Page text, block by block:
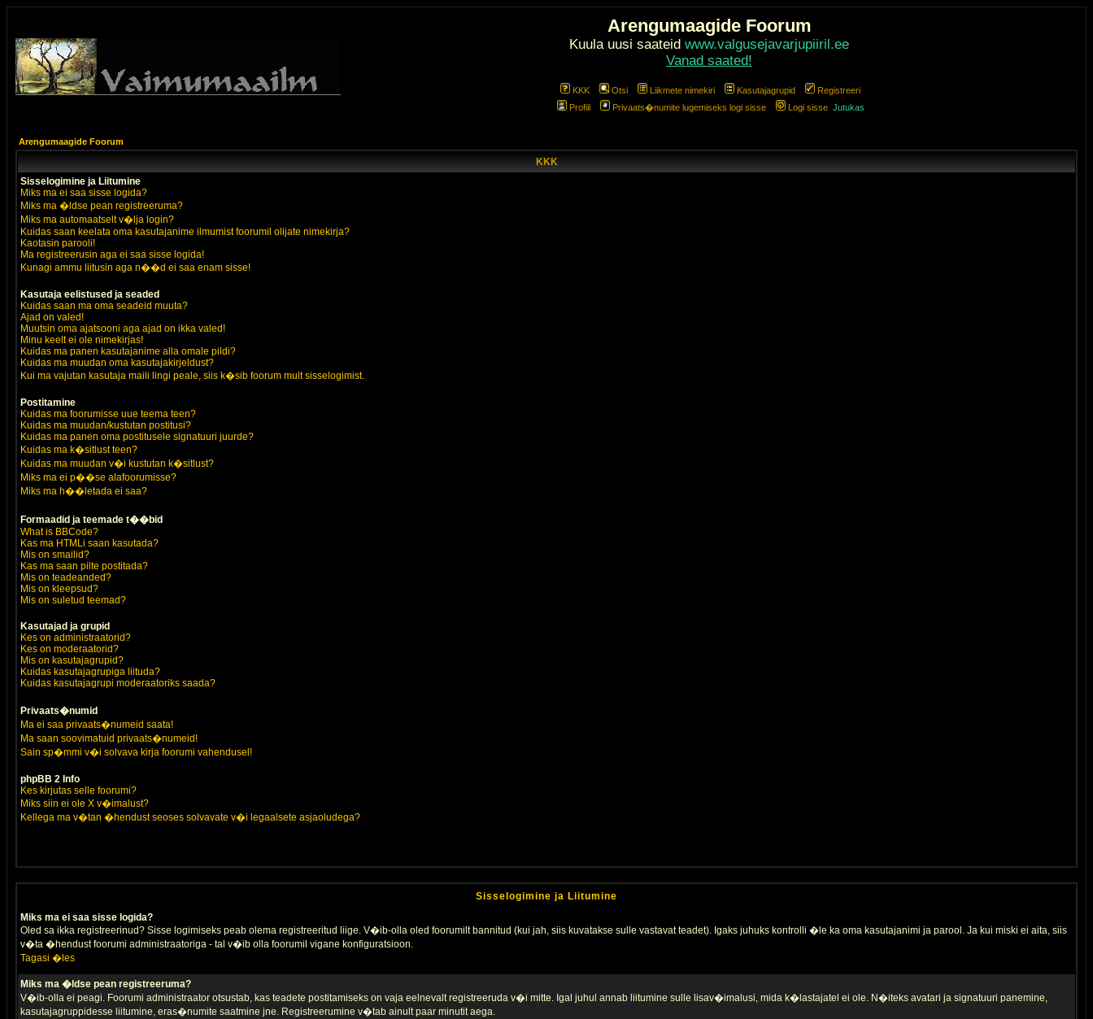
Arengumaagide Foorum
Kuula uusi saateid www.valgusejavarjupiiril.ee
Vanad saated!
KKK Otsi Liikmete nimekiri Kasutajagrupid
Registreeri
Profiil
Privaats�numite lugemiseks logi sisse Logi sisse Jutukas
Arengumaagide Foorum
KKK
Sisselogimine ja Liitumine
Miks ma ei saa sisse logida?
Miks ma �ldse pean registreeruma?
Miks ma automaatselt v�lja login?
Kuidas saan keelata oma kasutajanime ilmumist foorumil olijate nimekirja?
Kaotasin parooli!
Ma registreerusin aga ei saa sisse logida!
Kunagi ammu liitusin aga n��d ei saa enam sisse!
Kasutaja eelistused ja seaded
Kuidas saan ma oma seadeid muuta?
Ajad on valed!
Muutsin oma ajatsooni aga ajad on ikka valed!
Minu keelt ei ole nimekirjas!
Kuidas ma panen kasutajanime alla omale pildi?
Kuidas ma muudan oma kasutajakirjeldust?
Kui ma vajutan kasutaja maili lingi peale, siis k�sib foorum mult sisselogimist.
Postitamine
Kuidas ma foorumisse uue teema teen?
Kuidas ma muudan/kustutan postitusi?
Kuidas ma panen oma postitusele signatuuri juurde?
Kuidas ma k�sitlust teen?
Kuidas ma muudan v�i kustutan k�sitlust?
Miks ma ei p��se alafoorumisse?
Miks ma h��letada ei saa?
Formaadid ja teemade t��bid
What is BBCode?
Kas ma HTMLi saan kasutada?
Mis on smailid?
Kas ma saan pilte postitada?
Mis on teadeanded?
Mis on kleepsud?
Mis on suletud teemad?
Kasutajad ja grupid
Kes on administraatorid?
Kes on moderaatorid?
Mis on kasutajagrupid?
Kuidas kasutajagrupiga liituda?
Kuidas kasutajagrupi moderaatoriks saada?
Privaats�numid
Ma ei saa privaats�numeid saata!
Ma saan soovimatuid privaats�numeid!
Sain sp�mmi v�i solvava kirja foorumi vahendusel!
phpBB 2 Info
Kes kirjutas selle foorumi?
Miks siin ei ole X v�imalust?
Kellega ma v�tan �hendust seoses solvavate v�i legaalsete asjaoludega?
Sisselogimine ja Liitumine
Miks ma ei saa sisse logida?
Oled sa ikka registreerinud? Sisse logimiseks peab olema registreeritud liige. V�ib-olla oled foorumilt bannitud (kui jah, siis kuvatakse sulle vastavat teadet). Igaks juhuks kontrolli �le ka oma kasutajanimi ja parool. Ja kui miski ei aita, siis
v�ta �hendust foorumi administraatoriga - tal v�ib olla foorumil vigane konfiguratsioon.
Tagasi �les
Miks ma �ldse pean registreeruma?
V�ib-olla ei peagi. Foorumi administraator otsustab, kas teadete postitamiseks on vaja eelnevalt registreeruda v�i mitte. Igal juhul annab liitumine sulle lisav�imalusi, mida k�lastajatel ei ole. N�iteks avatari ja signatuuri panemine,
kasutajagruppidesse liitumine, eras�numite saatmine jne. Registreerumine v�tab ainult paar minutit aega.